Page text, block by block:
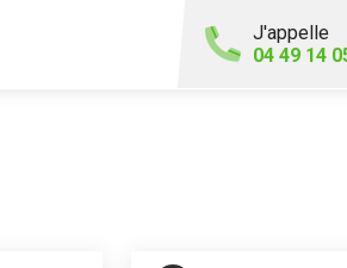
J'appelle
04 49 14